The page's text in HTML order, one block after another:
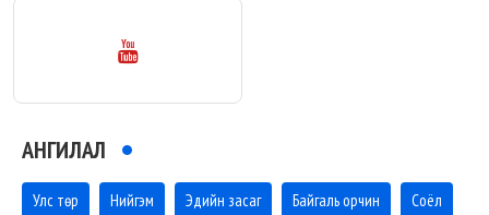
АНГИЛАЛ
Улс төр Нийгэм Эдийн засаг Байгаль орчин Соёл